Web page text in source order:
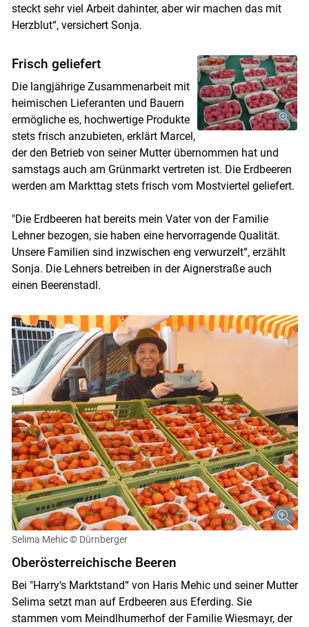
steckt sehr viel Arbeit dahinter, aber wir machen das mit
Herzblut“, versichert Sonja.
Frisch geliefert
Die langjährige Zusammenarbeit mit
heimischen Lieferanten und Bauern
ermögliche es, hochwertige Produkte
stets frisch anzubieten, erklärt Marcel,
der den Betrieb von seiner Mutter übernommen hat und
samstags auch am Grünmarkt vertreten ist. Die Erdbeeren
werden am Markttag stets frisch vom Mostviertel geliefert.
"Die Erdbeeren hat bereits mein Vater von der Familie
Lehner bezogen, sie haben eine hervorragende Qualität.
Unsere Familien sind inzwischen eng verwurzelt“, erzählt
Sonja. Die Lehners betreiben in der Aignerstraße auch
einen Beerenstadl.
Selima Mehic © Dürnberger
Oberösterreichische Beeren
Bei "Harry‘s Marktstand“ von Haris Mehic und seiner Mutter
Selima setzt man auf Erdbeeren aus Eferding. Sie
stammen vom Meindlhumerhof der Familie Wiesmayr, der